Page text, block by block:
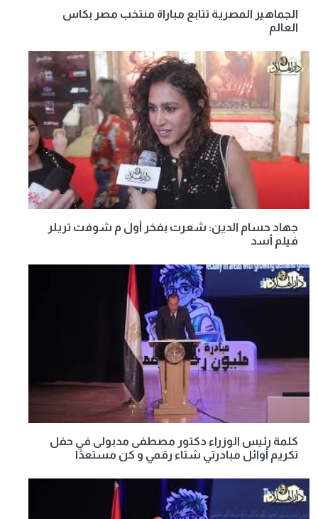
الجماهير المصرية تتابع مباراة منتخب مصر بكاس
العالم
جهاد حسام الدين: شعرت بفخر أول م شوفت تريلر
فيلم أسد
كلمة رئيس الوزراء دكتور مصطفى مدبولى في حفل
تكريم أوائل مبادرتي شتاء رقمي و كن مستعدًا